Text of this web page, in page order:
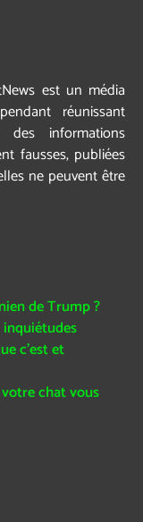
est un média
réunissant
des informations
fausses, publiées
ne peuvent être
de Trump ?
c’est et
chat vous